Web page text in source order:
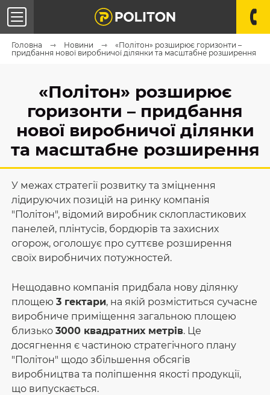
Головна Новини
«Політон» розширює горизонти –
придбання нової виробничої ділянки та масштабне розширення
«Політон» розширює
горизонти – придбання
нової виробничої ділянки
та масштабне розширення
У межах стратегії розвитку та зміцнення
лідируючих позицій на ринку компанія
"Політон", відомий виробник склопластикових
панелей, плінтусів, бордюрів та захисних
огорож, оголошує про суттєве розширення
своїх виробничих потужностей.
Нещодавно компанія придбала нову ділянку
площею3 гектари, на якій розміститься сучасне
виробниче приміщення загальною площею
близько3000 квадратних метрів. Це
досягнення є частиною стратегічного плану
"Політон" щодо збільшення обсягів
виробництва та поліпшення якості продукції,
що випускається.